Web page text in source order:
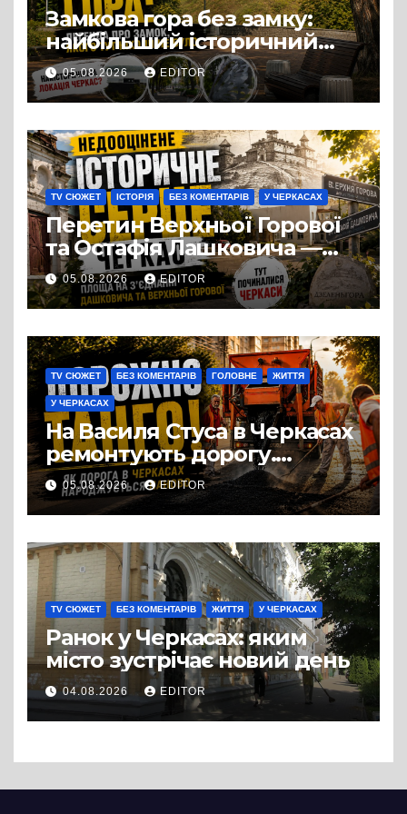
Замкова гора без замку:
найбільший історичний
міф Черкас
05.08.2026 EDITOR
TV СЮЖЕТ ІСТОРІЯ БЕЗ КОМЕНТАРІВ У ЧЕРКАСАХ
Перетин Верхньої Горової
та Остафія Лашковича —
історичне серце Черкас.
Звідси розпочалася історія
міста, яке понад шість
століть стоїть над Дніпром
05.08.2026 EDITOR
TV СЮЖЕТ БЕЗ КОМЕНТАРІВ ГОЛОВНЕ ЖИТТЯ
У ЧЕРКАСАХ
На Василя Стуса в Черкасах
ремонтують дорогу.
Роботи ведуться на ділянці
від провулка Івана Сірка до
вулиці Надпільної
05.08.2026 EDITOR
TV СЮЖЕТ БЕЗ КОМЕНТАРІВ ЖИТТЯ У ЧЕРКАСАХ
Ранок у Черкасах: яким
місто зустрічає новий день
04.08.2026 EDITOR